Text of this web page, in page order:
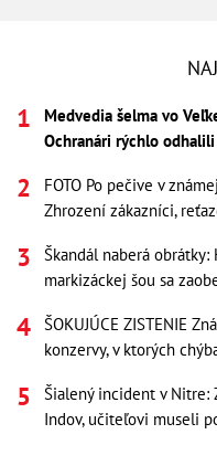
Medvedia šelma vo
Ochranári rýchlo
FOTO Po pečive v
Zhrození zákazníci,
Škandál naberá
markizáckej šou sa
ŠOKUJÚCE ZISTENIE
konzervy, v ktorých
Šialený incident v
Indov, učiteľovi museli